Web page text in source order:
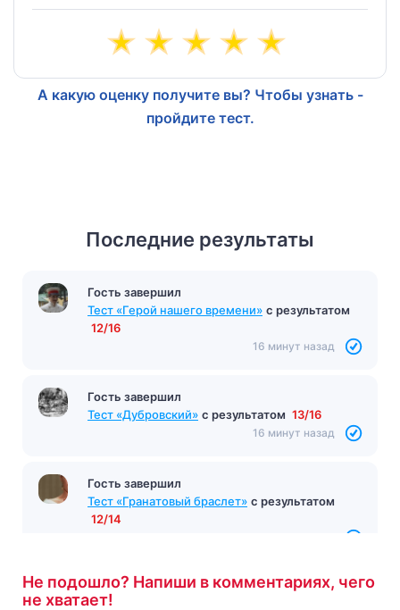
А какую оценку получите вы? Чтобы узнать -
пройдите тест.
Последние результаты
Гость завершил
Тест «Герой нашего времени» с результатом
12/16
16 минут назад
Гость завершил
Тест «Дубровский» с результатом 13/16
16 минут назад
Гость завершил
Тест «Гранатовый браслет» с результатом
12/14
Не подошло? Напиши в комментариях, чего
не хватает!